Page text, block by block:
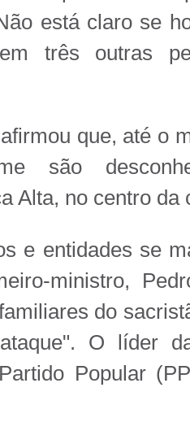
está claro se
três outras
que, até o
são
Alta, no centro da
e entidades se
ministro,
do
O líder
Popular